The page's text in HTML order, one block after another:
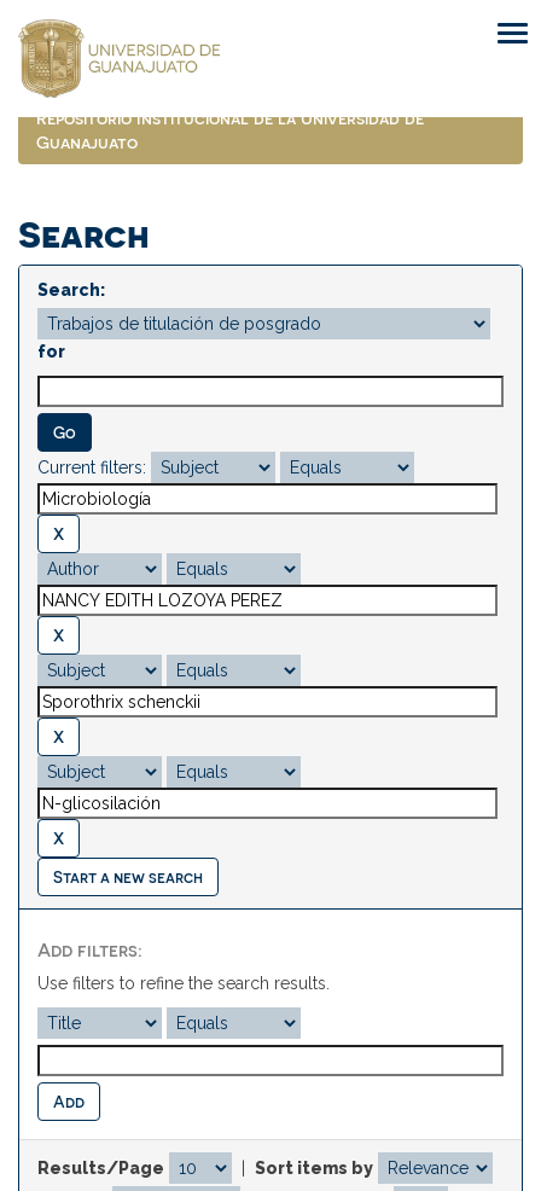
navigation
Repositorio Institucional de la Universidad de
Guanajuato
Search
Search:
for
Current filters:
Start a new search
Add filters:
Use filters to refine the search results.
Results/Page
Sort items by